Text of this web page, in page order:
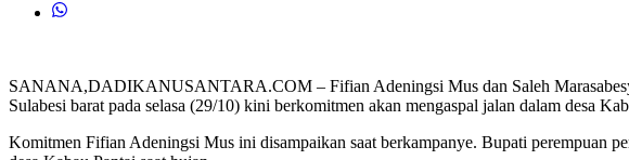
SANANA,DADIKANUSANTARA.COM – Fifian Adeningsi Mus dan Saleh
Sulabesi barat pada selasa (29/10) kini berkomitmen akan mengaspal jalan dalam desa
Komitmen Fifian Adeningsi Mus ini disampaikan saat berkampanye. Bupati perempuan